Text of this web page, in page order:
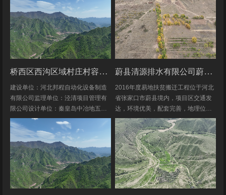
桥西区西沟区域村庄村容村貌改造提升及基础设施建设项目堆料场土地复垦验收资料
建设单位：河北邦程自动化设备制造
有限公司监理单位：泾清项目管理有
限公司设计单位：秦皇岛中冶地五一
五勘测有限公司施工单位：河北康安
劳务派遣有限公司桥西区西沟区域村
庄村容村貌改造提升及基础设施建设
项目堆料...
蔚县清源排水有限公司蔚县2016年度易地扶贫搬迁工程水土保持方案
2016年度易地扶贫搬迁工程位于河北
省张家口市蔚县境内，项目区交通发
达，环境优美，配套完善，地理位置
优越。项目地理位置图见附图1-1。项
目共建12个易地搬迁安置区，分别位
于白草村乡西户庄村、柏树乡柏树...